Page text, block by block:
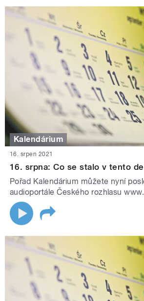
Kalendárium
16. srpen 2021
16. srpna: Co se stalo v tento
Pořad Kalendárium můžete nyní
audioportále Českého rozhlasu